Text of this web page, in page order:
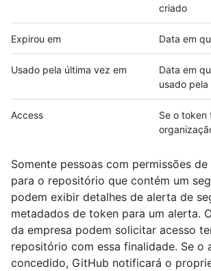
criado
Expirou em Data em
Usado pela última vez em
Data em
usado
Access
Se o token
Somente pessoas com permissões
para o repositório que contém um
podem exibir detalhes de alerta de
metadados de token para um alerta.
da empresa podem solicitar acesso
repositório com essa finalidade. Se o
concedido, GitHub notificará o